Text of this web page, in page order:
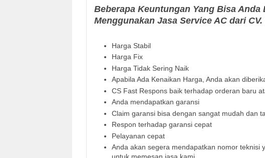
Beberapa Keuntungan Yang Bisa Anda
Menggunakan Jasa Service AC dari
Harga Stabil
Harga Fix
Harga Tidak Sering Naik
Apabila Ada Kenaikan Harga, Anda akan
CS Fast Respons baik terhadap orderan baru
Anda mendapatkan garansi
Claim garansi bisa dengan sangat mudah dan
Respon terhadap garansi cepat
Pelayanan cepat
Anda akan segera mendapatkan nomor teknisi